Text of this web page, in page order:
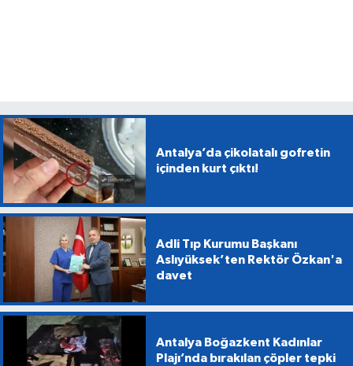
Antalya’da çikolatalı gofretin
içinden kurt çıktı!
Adli Tıp Kurumu Başkanı
Aslıyüksek’ten Rektör Özkan'a
davet
Antalya Boğazkent Kadınlar
Plajı’nda bırakılan çöpler tepki